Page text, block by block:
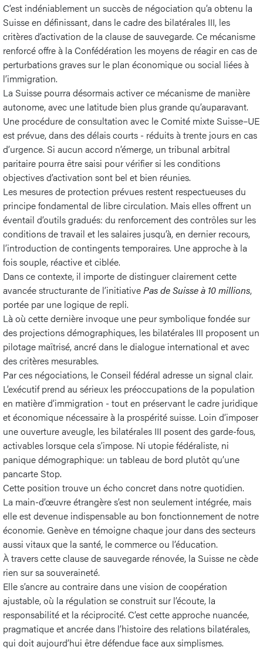
C’est indéniablement un succès de négociation qu’a obtenu la
Suisse en définissant, dans le cadre des bilatérales III, les
critères d’activation de la clause de sauvegarde. Ce mécanisme
renforcé offre à la Confédération les moyens de réagir en cas de
perturbations graves sur le plan économique ou social liées à
l’immigration.
La Suisse pourra désormais activer ce mécanisme de manière
autonome, avec une latitude bien plus grande qu’auparavant.
Une procédure de consultation avec le Comité mixte Suisse–UE
est prévue, dans des délais courts - réduits à trente jours en cas
d’urgence. Si aucun accord n’émerge, un tribunal arbitral
paritaire pourra être saisi pour vérifier si les conditions
objectives d’activation sont bel et bien réunies.
Les mesures de protection prévues restent respectueuses du
principe fondamental de libre circulation. Mais elles offrent un
éventail d’outils gradués: du renforcement des contrôles sur les
conditions de travail et les salaires jusqu’à, en dernier recours,
l’introduction de contingents temporaires. Une approche à la
fois souple, réactive et ciblée.
Dans ce contexte, il importe de distinguer clairement cette
avancée structurante de l’initiativePas de Suisse à 10 millions,
portée par une logique de repli.
Là où cette dernière invoque une peur symbolique fondée sur
des projections démographiques, les bilatérales III proposent un
pilotage maîtrisé, ancré dans le dialogue international et avec
des critères mesurables.
Par ces négociations, le Conseil fédéral adresse un signal clair.
L’exécutif prend au sérieux les préoccupations de la population
en matière d’immigration - tout en préservant le cadre juridique
et économique nécessaire à la prospérité suisse. Loin d’imposer
une ouverture aveugle, les bilatérales III posent des garde-fous,
activables lorsque cela s’impose. Ni utopie fédéraliste, ni
panique démographique: un tableau de bord plutôt qu’une
pancarte Stop.
Cette position trouve un écho concret dans notre quotidien.
La main-d’œuvre étrangère s’est non seulement intégrée, mais
elle est devenue indispensable au bon fonctionnement de notre
économie. Genève en témoigne chaque jour dans des secteurs
aussi vitaux que la santé, le commerce ou l’éducation.
À travers cette clause de sauvegarde rénovée, la Suisse ne cède
rien sur sa souveraineté.
Elle s’ancre au contraire dans une vision de coopération
ajustable, où la régulation se construit sur l’écoute, la
responsabilité et la réciprocité. C’est cette approche nuancée,
pragmatique et ancrée dans l’histoire des relations bilatérales,
qui doit aujourd’hui être défendue face aux simplismes.